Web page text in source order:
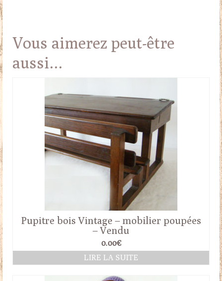
Vous aimerez peut-être
aussi…
Pupitre bois Vintage – mobilier poupées
– Vendu
0.00€
LIRE LA SUITE